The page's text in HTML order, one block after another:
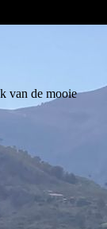
van de mooie